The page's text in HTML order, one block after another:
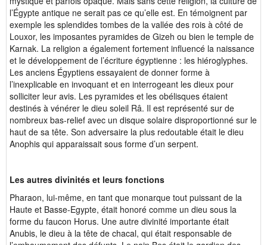
l’Égypte antique ne serait pas ce qu’elle est. En témoignent par
exemple les splendides tombes de la vallée des rois à côté de
Louxor, les imposantes pyramides de Gizeh ou bien le temple de
Karnak. La religion a également fortement influencé la naissance
et le développement de l’écriture égyptienne : les hiéroglyphes.
Les anciens Égyptiens essayaient de donner forme à
l’inexplicable en invoquant et en interrogeant les dieux pour
solliciter leur avis. Les pyramides et les obélisques étaient
destinés à vénérer le dieu soleil Râ. Il est représenté sur de
nombreux bas-relief avec un disque solaire disproportionné sur le
haut de sa tête. Son adversaire la plus redoutable était le dieu
Anophis qui apparaissait sous forme d’un serpent.
Les autres divinités et leurs fonctions
Pharaon, lui-même, en tant que monarque tout puissant de la
Haute et Basse-Egypte, était honoré comme un dieu sous la
forme du faucon Horus. Une autre divinité importante était
Anubis, le dieu à la tête de chacal, qui était responsable de